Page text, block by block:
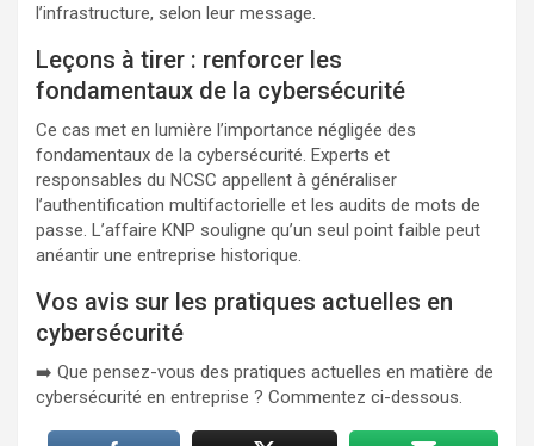
l’infrastructure, selon leur message.
Leçons à tirer : renforcer les
fondamentaux de la cybersécurité
Ce cas met en lumière l’importance négligée des
fondamentaux de la cybersécurité. Experts et
responsables du NCSC appellent à généraliser
l’authentification multifactorielle et les audits de mots de
passe. L’affaire KNP souligne qu’un seul point faible peut
anéantir une entreprise historique.
Vos avis sur les pratiques actuelles en
cybersécurité
➡️ Que pensez-vous des pratiques actuelles en matière de
cybersécurité en entreprise ? Commentez ci-dessous.